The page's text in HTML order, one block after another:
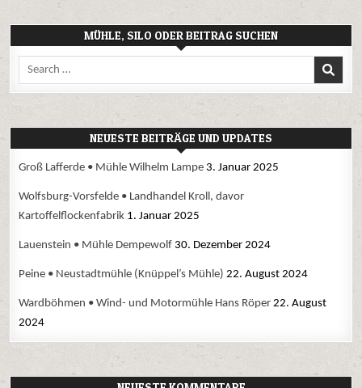
MÜHLE, SILO ODER BEITRAG SUCHEN
Search
for:
NEUESTE BEITRÄGE UND UPDATES
Groß Lafferde • Mühle Wilhelm Lampe 3. Januar 2025
Wolfsburg-Vorsfelde • Landhandel Kroll, davor
Kartoffelflockenfabrik 1. Januar 2025
Lauenstein • Mühle Dempewolf 30. Dezember 2024
Peine • Neustadtmühle (Knüppel’s Mühle) 22. August 2024
Wardböhmen • Wind- und Motormühle Hans Röper 22. August
2024